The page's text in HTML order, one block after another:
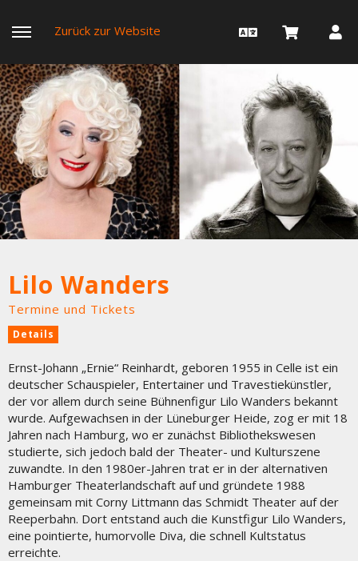
Zurück zur Website
Lilo Wanders
Termine und Tickets
Details
Ernst-Johann „Ernie“ Reinhardt, geboren 1955 in Celle ist ein
deutscher Schauspieler, Entertainer und Travestiekünstler,
der vor allem durch seine Bühnenfigur Lilo Wanders bekannt
wurde. Aufgewachsen in der Lüneburger Heide, zog er mit 18
Jahren nach Hamburg, wo er zunächst Bibliothekswesen
studierte, sich jedoch bald der Theater- und Kulturszene
zuwandte. In den 1980er-Jahren trat er in der alternativen
Hamburger Theaterlandschaft auf und gründete 1988
gemeinsam mit Corny Littmann das Schmidt Theater auf der
Reeperbahn. Dort entstand auch die Kunstfigur Lilo Wanders,
eine pointierte, humorvolle Diva, die schnell Kultstatus
erreichte.